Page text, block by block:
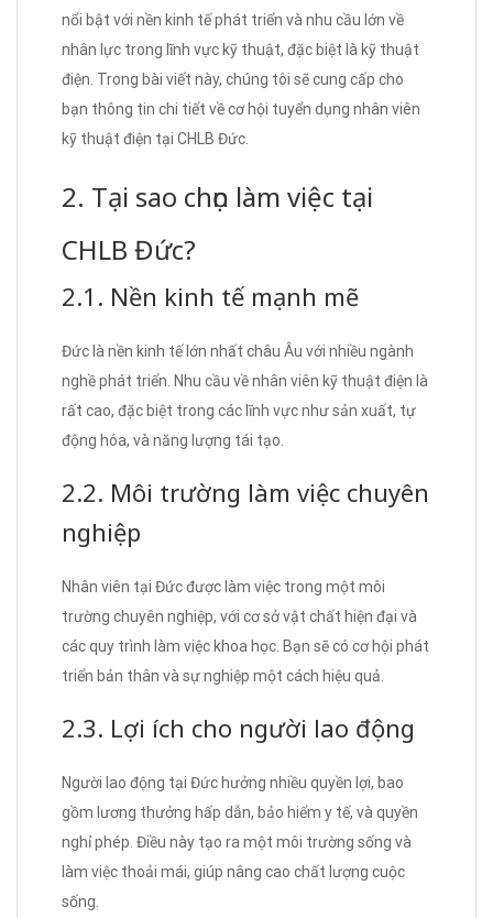
nổi bật với nền kinh tế phát triển và nhu cầu lớn về
nhân lực trong lĩnh vực kỹ thuật, đặc biệt là kỹ thuật
điện. Trong bài viết này, chúng tôi sẽ cung cấp cho
bạn thông tin chi tiết về cơ hội tuyển dụng nhân viên
kỹ thuật điện tại CHLB Đức.
2. Tại sao chọn làm việc tại
CHLB Đức?
2.1. Nền kinh tế mạnh mẽ
Đức là nền kinh tế lớn nhất châu Âu với nhiều ngành
nghề phát triển. Nhu cầu về nhân viên kỹ thuật điện là
rất cao, đặc biệt trong các lĩnh vực như sản xuất, tự
động hóa, và năng lượng tái tạo.
2.2. Môi trường làm việc chuyên
nghiệp
Nhân viên tại Đức được làm việc trong một môi
trường chuyên nghiệp, với cơ sở vật chất hiện đại và
các quy trình làm việc khoa học. Bạn sẽ có cơ hội phát
triển bản thân và sự nghiệp một cách hiệu quả.
2.3. Lợi ích cho người lao động
Người lao động tại Đức hưởng nhiều quyền lợi, bao
gồm lương thưởng hấp dẫn, bảo hiểm y tế, và quyền
nghỉ phép. Điều này tạo ra một môi trường sống và
làm việc thoải mái, giúp nâng cao chất lượng cuộc
sống.